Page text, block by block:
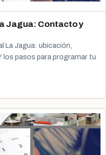
Jagua: Contacto y
La Jagua: ubicación,
los pasos para programar tu